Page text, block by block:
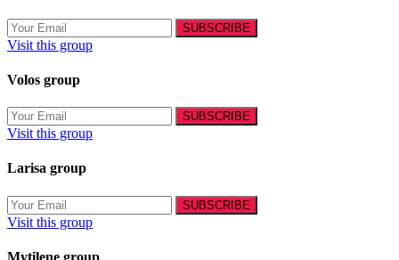
Visit this group
Volos group
Visit this group
Larisa group
Visit this group
Mytilene group